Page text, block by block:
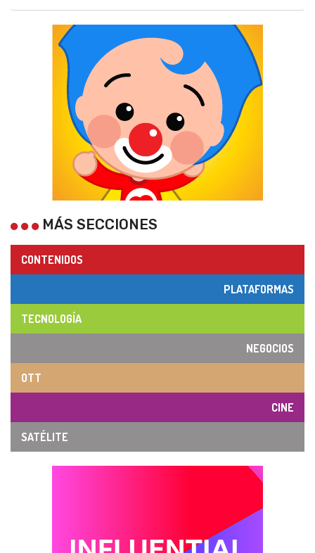
MÁS SECCIONES
CONTENIDOS
PLATAFORMAS
TECNOLOGÍA
NEGOCIOS
OTT
CINE
SATÉLITE